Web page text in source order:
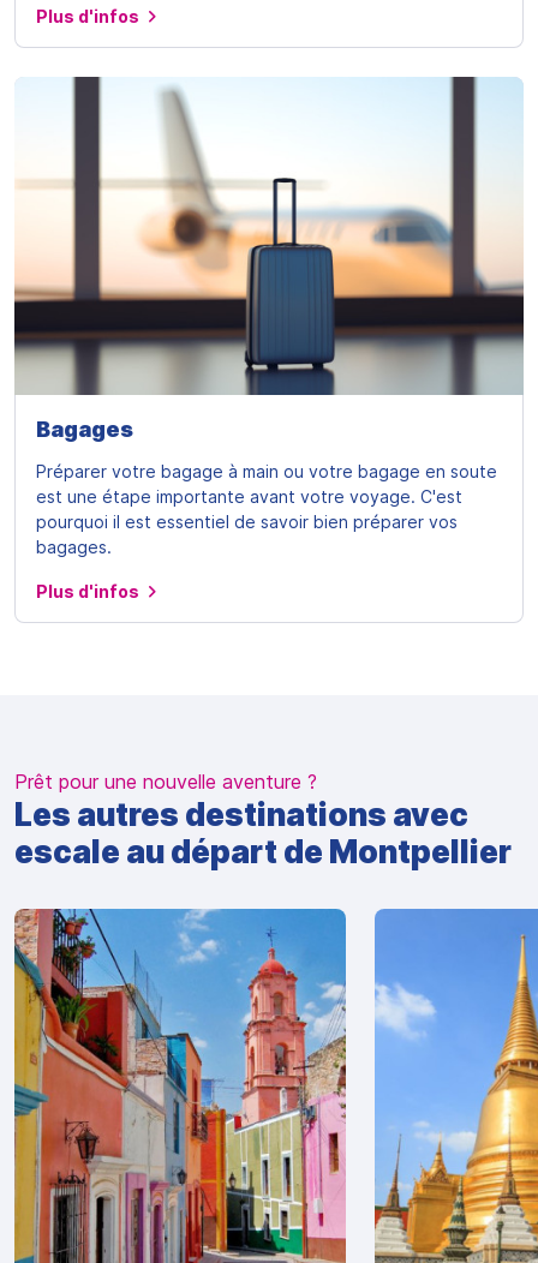
Plus d'infos
Bagages
Préparer votre bagage à main ou votre bagage en soute
est une étape importante avant votre voyage. C'est
pourquoi il est essentiel de savoir bien préparer vos
bagages.
Plus d'infos
Prêt pour une nouvelle aventure ?
Les autres destinations avec
escale au départ de Montpellier